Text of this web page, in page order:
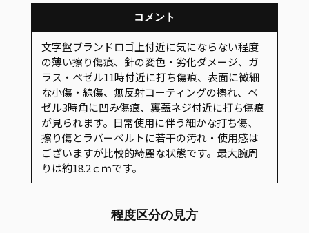
コメント
文字盤ブランドロゴ上付近に気にならない程度
の薄い擦り傷痕、針の変色・劣化ダメージ、ガ
ラス・ベゼル11時付近に打ち傷痕、表面に微細
な小傷・線傷、無反射コーティングの擦れ、ベ
ゼル3時角に凹み傷痕、裏蓋ネジ付近に打ち傷痕
が見られます。日常使用に伴う細かな打ち傷、
擦り傷とラバーベルトに若干の汚れ・使用感は
ございますが比較的綺麗な状態です。最大腕周
りは約18.2ｃｍです。
程度区分の見方